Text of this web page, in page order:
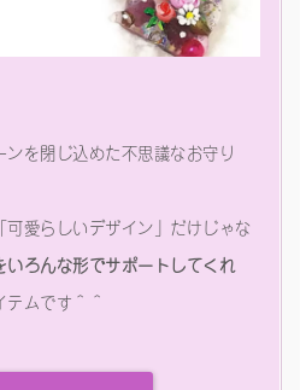
を閉じ込めた不思議なお守り
可愛らしいデザイン」だけじゃな
ろんな形でサポートしてくれ
テムです＾＾